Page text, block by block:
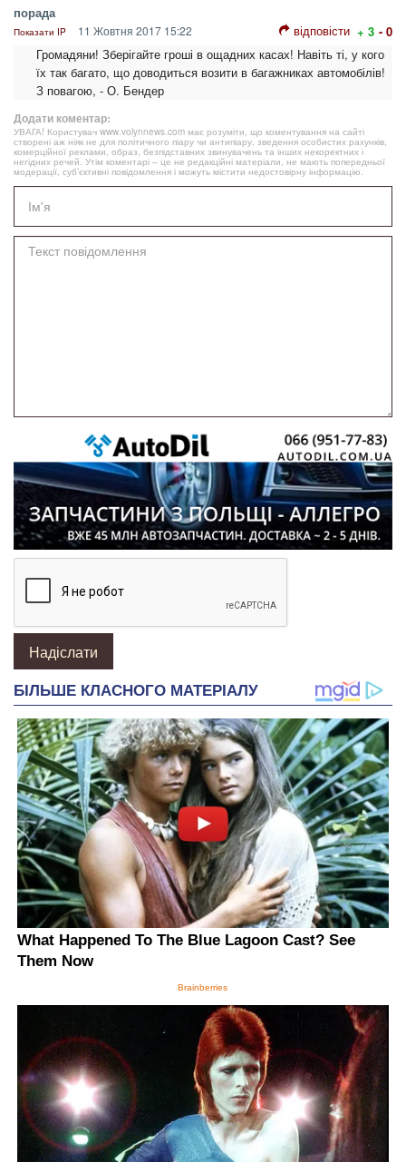
порада
Показати IP 11 Жовтня 2017 15:22 відповісти + 3 - 0
Громадяни! Зберігайте гроші в ощадних касах! Навіть ті, у кого
їх так багато, що доводиться возити в багажниках автомобілів!
З повагою, - О. Бендер
Додати коментар:
УВАГА! Користувач www.volynnews.com має розуміти, що коментування на сайті
створені аж ніяк не для політичного піару чи антипіару, зведення особистих рахунків,
комерційної реклами, образ, безпідставних звинувачень та інших некоректних і
негідних речей. Утім коментарі – це не редакційні матеріали, не мають попередньої
модерації, суб’єктивні повідомлення і можуть містити недостовірну інформацію.